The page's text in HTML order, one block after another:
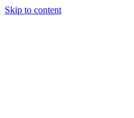
Skip to content